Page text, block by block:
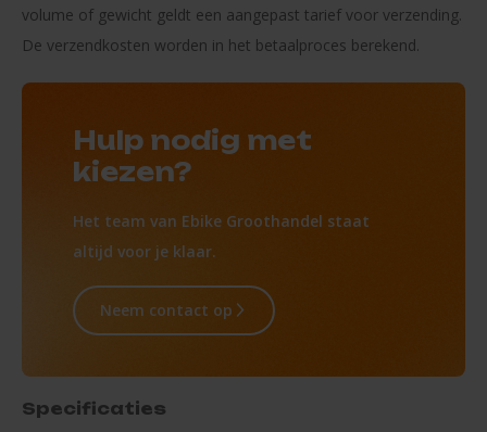
volume of gewicht geldt een aangepast tarief voor verzending.
De verzendkosten worden in het betaalproces berekend.
Hulp nodig met
kiezen?
Het team van Ebike Groothandel staat
altijd voor je klaar.
Neem contact op
Specificaties